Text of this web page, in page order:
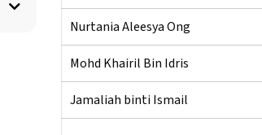
Nurtania Aleesya Ong
Mohd Khairil Bin Idris
Jamaliah binti Ismail